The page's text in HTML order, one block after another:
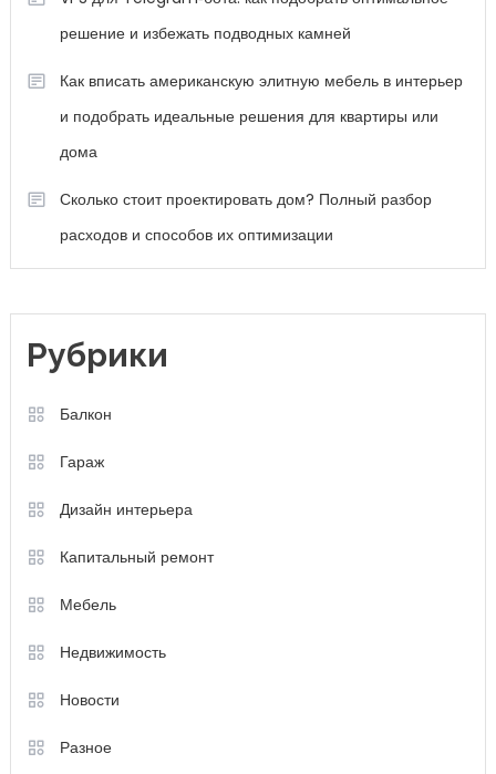
решение и избежать подводных камней
Как вписать американскую элитную мебель в интерьер
и подобрать идеальные решения для квартиры или
дома
Сколько стоит проектировать дом? Полный разбор
расходов и способов их оптимизации
Рубрики
Балкон
Гараж
Дизайн интерьера
Капитальный ремонт
Мебель
Недвижимость
Новости
Разное